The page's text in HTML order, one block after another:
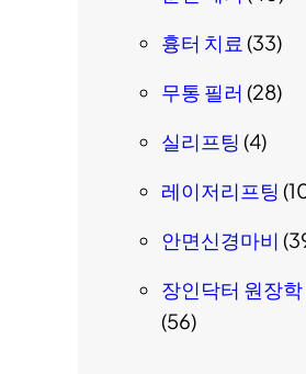
흉터 치료 (33)
무통 필러 (28)
실리프팅 (4)
레이저리프팅
안면신경마비
장인닥터 원장
(56)